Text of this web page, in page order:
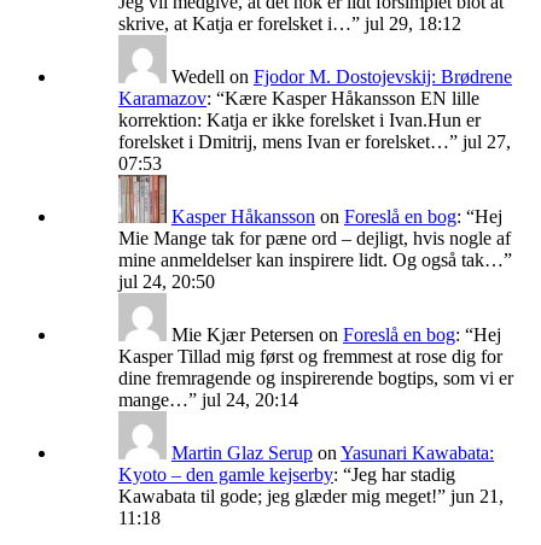
skrive, at Katja er forelsket i…” jul 29, 18:12
Wedell on Fjodor M. Dostojevskij: Brødrene
Karamazov: “Kære Kasper Håkansson EN lille
korrektion: Katja er ikke forelsket i Ivan.Hun er
forelsket i Dmitrij, mens Ivan er forelsket…” jul 27,
07:53
Kasper Håkansson on Foreslå en bog: “Hej
Mie Mange tak for pæne ord – dejligt, hvis nogle af
mine anmeldelser kan inspirere lidt. Og også tak…”
jul 24, 20:50
Mie Kjær Petersen on Foreslå en bog: “Hej
Kasper Tillad mig først og fremmest at rose dig for
dine fremragende og inspirerende bogtips, som vi er
mange…” jul 24, 20:14
Martin Glaz Serup onYasunari Kawabata:
Kyoto – den gamle kejserby: “Jeg har stadig
Kawabata til gode; jeg glæder mig meget!” jun 21,
11:18